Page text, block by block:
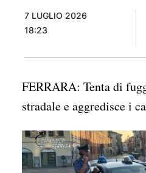
7 LUGLIO 2026
18:23
FERRARA: Tenta di
stradale e aggredisce i